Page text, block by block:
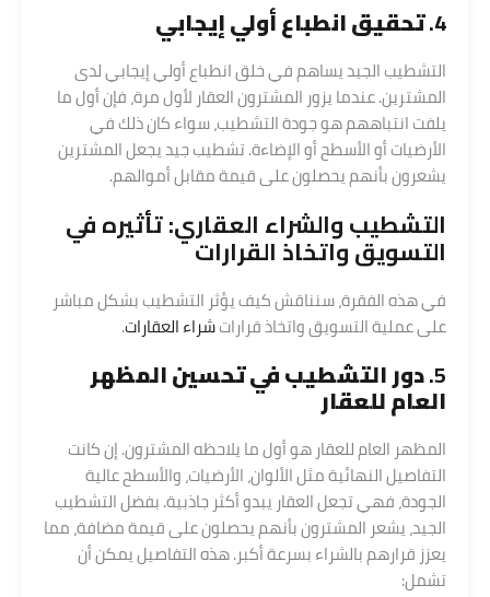
4. تحقيق انطباع أولي إيجابي
التشطيب الجيد يساهم في خلق انطباع أولي إيجابي لدى
المشترين. عندما يزور المشترون العقار لأول مرة، فإن أول ما
يلفت انتباههم هو جودة التشطيب، سواء كان ذلك في
الأرضيات أو الأسطح أو الإضاءة. تشطيب جيد يجعل المشترين
يشعرون بأنهم يحصلون على قيمة مقابل أموالهم.
التشطيب والشراء العقاري: تأثيره في
التسويق واتخاذ القرارات
في هذه الفقرة، سنناقش كيف يؤثر التشطيب بشكل مباشر
على عملية التسويق واتخاذ قراراتشراء العقارات.
5. دور التشطيب في تحسين المظهر
العام للعقار
المظهر العام للعقار هو أول ما يلاحظه المشترون. إن كانت
التفاصيل النهائية مثل الألوان، الأرضيات، والأسطح عالية
الجودة، فهي تجعل العقار يبدو أكثر جاذبية. بفضل التشطيب
الجيد، يشعر المشترون بأنهم يحصلون على قيمة مضافة، مما
يعزز قرارهم بالشراء بسرعة أكبر. هذه التفاصيل يمكن أن
تشمل: